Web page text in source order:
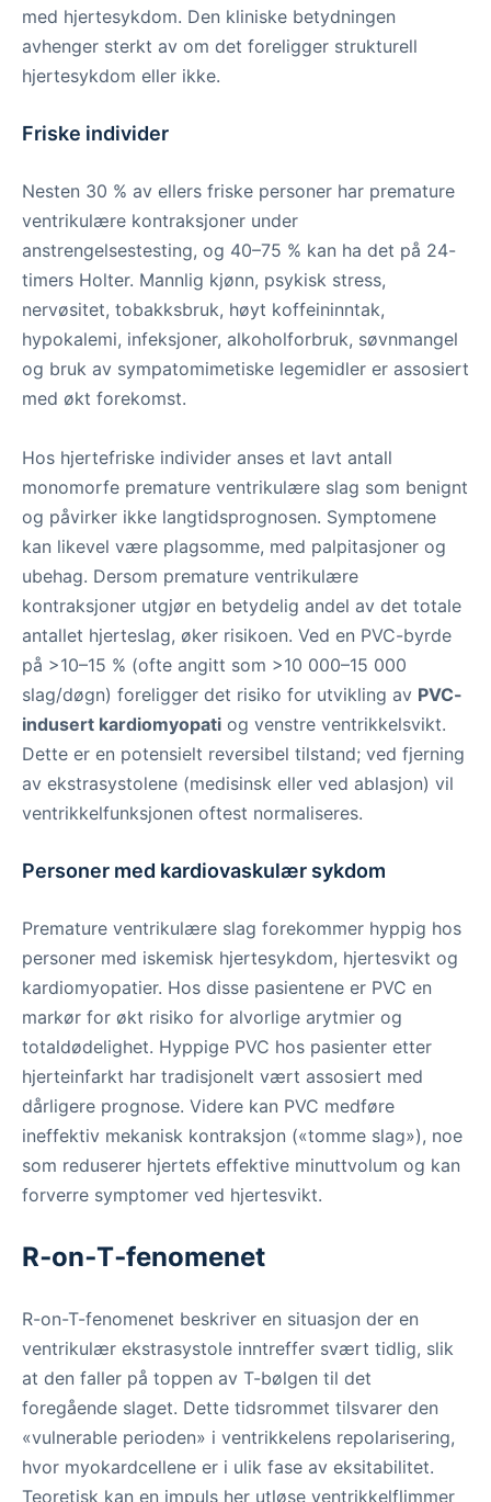
med hjertesykdom. Den kliniske betydningen
avhenger sterkt av om det foreligger strukturell
hjertesykdom eller ikke.
Friske individer
Nesten 30 % av ellers friske personer har premature
ventrikulære kontraksjoner under
anstrengelsestesting, og 40–75 % kan ha det på 24-
timers Holter. Mannlig kjønn, psykisk stress,
nervøsitet, tobakksbruk, høyt koffeininntak,
hypokalemi, infeksjoner, alkoholforbruk, søvnmangel
og bruk av sympatomimetiske legemidler er assosiert
med økt forekomst.
Hos hjertefriske individer anses et lavt antall
monomorfe premature ventrikulære slag som benignt
og påvirker ikke langtidsprognosen. Symptomene
kan likevel være plagsomme, med palpitasjoner og
ubehag. Dersom premature ventrikulære
kontraksjoner utgjør en betydelig andel av det totale
antallet hjerteslag, øker risikoen. Ved en PVC-byrde
på >10–15 % (ofte angitt som >10 000–15 000
slag/døgn) foreligger det risiko for utvikling av PVC-
indusert kardiomyopati og venstre ventrikkelsvikt.
Dette er en potensielt reversibel tilstand; ved fjerning
av ekstrasystolene (medisinsk eller ved ablasjon) vil
ventrikkelfunksjonen oftest normaliseres.
Personer med kardiovaskulær sykdom
Premature ventrikulære slag forekommer hyppig hos
personer med iskemisk hjertesykdom, hjertesvikt og
kardiomyopatier. Hos disse pasientene er PVC en
markør for økt risiko for alvorlige arytmier og
totaldødelighet. Hyppige PVC hos pasienter etter
hjerteinfarkt har tradisjonelt vært assosiert med
dårligere prognose. Videre kan PVC medføre
ineffektiv mekanisk kontraksjon («tomme slag»), noe
som reduserer hjertets effektive minuttvolum og kan
forverre symptomer ved hjertesvikt.
R‑on‑T‑fenomenet
R-on-T-fenomenet beskriver en situasjon der en
ventrikulær ekstrasystole inntreffer svært tidlig, slik
at den faller på toppen av T-bølgen til det
foregående slaget. Dette tidsrommet tilsvarer den
«vulnerable perioden» i ventrikkelens repolarisering,
hvor myokardcellene er i ulik fase av eksitabilitet.
Teoretisk kan en impuls her utløse ventrikkelflimmer